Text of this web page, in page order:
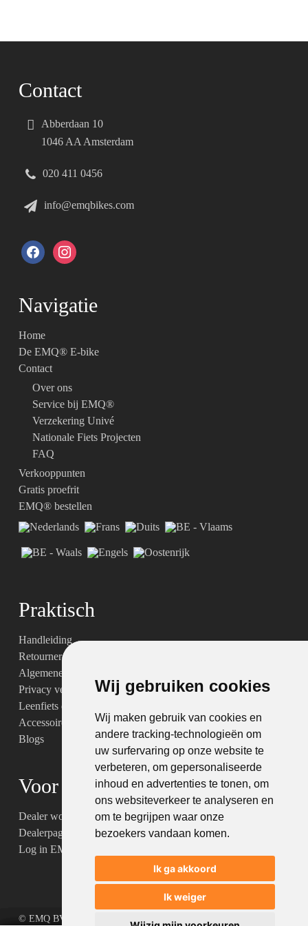
Wij gebruiken cookies
Wij maken gebruik van cookies en
andere tracking-technologieën om
uw surfervaring op onze website te
verbeteren, om gepersonaliseerde
inhoud en advertenties te tonen, om
ons websiteverkeer te analyseren en
om te begrijpen waar onze
bezoekers vandaan komen.
Ik ga akkoord
Ik weiger
Wij gebruiken cookies
Wij maken gebruik van cookies en
andere tracking-technologieën om
uw surfervaring op onze website te
verbeteren, om gepersonaliseerde
inhoud en advertenties te tonen, om
ons websiteverkeer te analyseren en
om te begrijpen waar onze
bezoekers vandaan komen.
Ik ga akkoord
Ik weiger
Contact
Abberdaan 10
1046 AA Amsterdam
020 411 0456
info@emqbikes.com
facebookinstagram
Navigatie
Home
De EMQ® E-bike
Contact
Over ons
Service bij EMQ®
Verzekering Univé
Nationale Fiets Projecten
FAQ
Verkooppunten
Gratis proefrit
EMQ® bestellen
Praktisch
Handleiding
Retourneren & garantie
Algemene voorwaarden
Privacy verklaring
Leenfiets dienst- en productvoorwaarden
Accessoires
Blogs
Voor dealers
Dealer worden van EMQ®
Dealerpagina
Log in EMQ® dealerportal
© EMQ BV Met ♥︎ gemaakt: webdesign agency Brendly